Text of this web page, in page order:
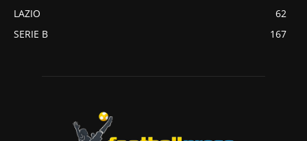
LAZIO
62
SERIE B
167